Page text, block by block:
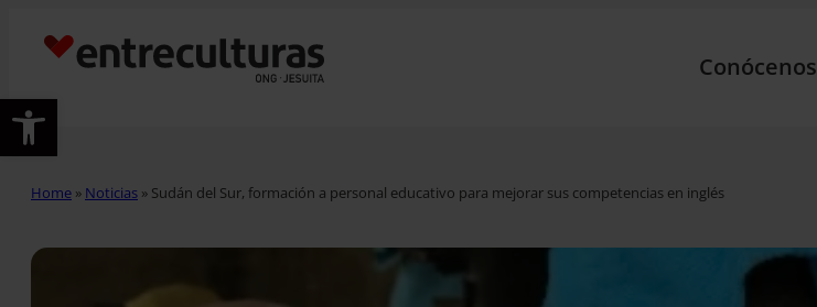
Abrir barra de herramientas
Conócenos
Home » Noticias » Sudán del Sur, formación a personal educativo para mejorar sus competencias en inglés